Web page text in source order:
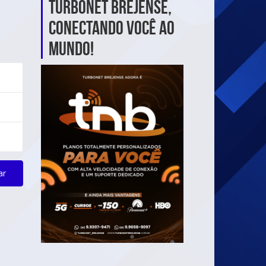
TurboNet Brejense,
Conectando Você ao
Mundo!